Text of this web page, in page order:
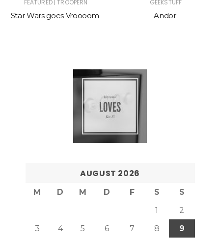
FEATURED | TROOPERN
Star Wars goes Vroooom
GEEKSTUFF
Andor
AUGUST 2026
M D M D F S
S
1
2
3
4 5 6 7 8
9